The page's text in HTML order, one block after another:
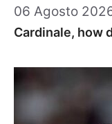
06 Agosto
Cardinale, how